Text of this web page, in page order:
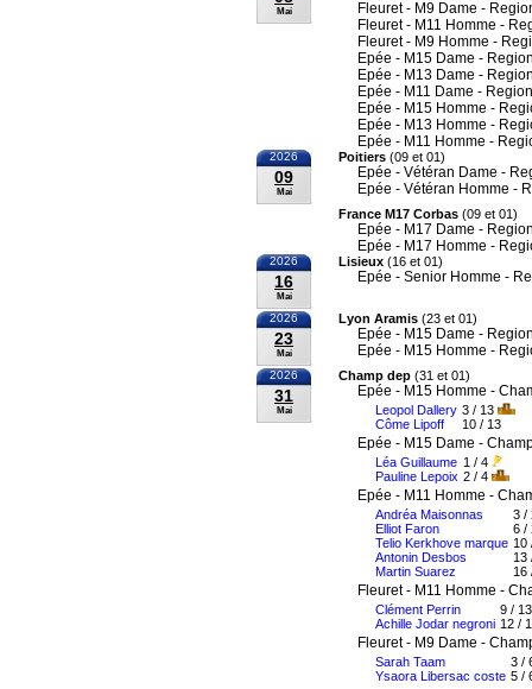
Mai
Fleuret - M9 Dame -
Fleuret - M11 Homme -
Fleuret - M9 Homme -
Epée - M15 Dame -
Epée - M13 Dame -
Epée - M11 Dame -
Epée - M15 Homme -
Epée - M13 Homme -
Epée - M11 Homme -
2026
09
Mai
Poitiers (09 et 01)
Epée - Vétéran Dame -
Epée - Vétéran Homme -
France M17 Corbas (09 et 01)
Epée - M17 Dame -
Epée - M17 Homme -
2026
16
Mai
Lisieux (16 et 01)
Epée - Senior Homme -
2026
23
Mai
Lyon Aramis (23 et 01)
Epée - M15 Dame -
Epée - M15 Homme -
2026
31
Mai
Champ dep (31 et 01)
Epée - M15 Homme -
Leopol Dallery
Côme Lipoff
3 / 13
10 / 13
Epée - M15 Dame -
Léa Guillaume
Pauline Lepoix
1 / 4
2 / 4
Epée - M11 Homme -
Andréa Maisonnas
Elliot Faron
Telio Kerkhove marque
Antonin Desbos
Martin Suarez
3 /
6 /
10
13
16
Fleuret - M11 Homme -
Clément Perrin
Achille Jodar negroni
9 / 13
12 /
Fleuret - M9 Dame -
Sarah Taam
Ysaora Libersac coste
3 /
5 /